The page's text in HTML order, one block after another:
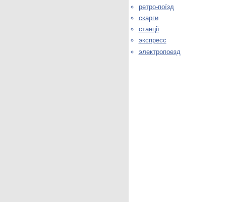
ретро-поїзд
скарги
станції
экспресс
электропоезд